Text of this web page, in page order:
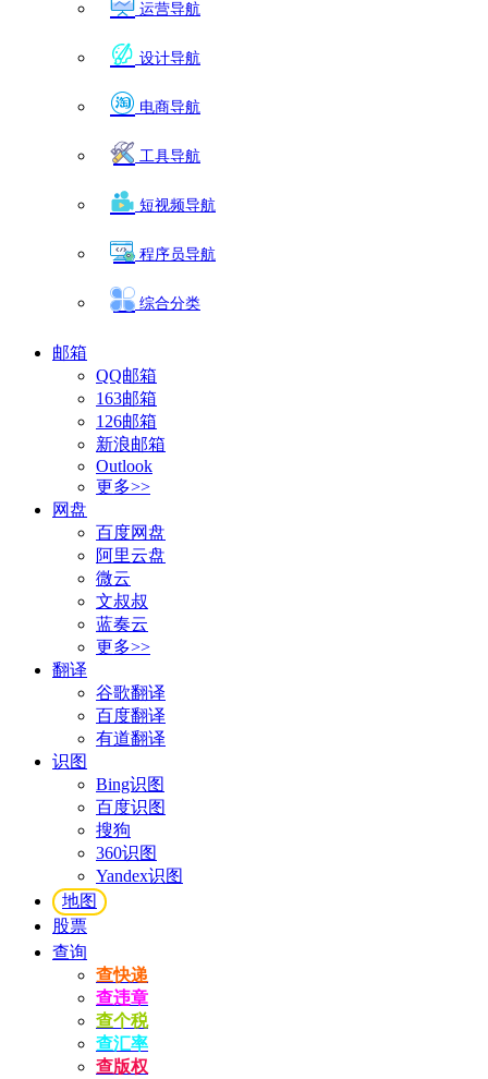
运营导航
设计导航
电商导航
工具导航
短视频导航
程序员导航
综合分类
邮箱
QQ邮箱
163邮箱
126邮箱
新浪邮箱
Outlook
更多>>
网盘
百度网盘
阿里云盘
微云
文叔叔
蓝奏云
更多>>
翻译
谷歌翻译
百度翻译
有道翻译
识图
Bing识图
百度识图
搜狗
360识图
Yandex识图
地图
股票
查询
查快递
查违章
查个税
查汇率
查版权